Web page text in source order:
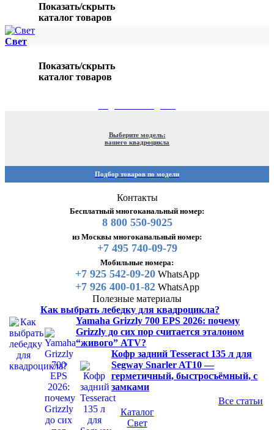
Показать/скрыть
каталог товаров
Свет
Показать/скрыть
каталог товаров
Выберите модель:
вашего квадроцикла
Подбор товаров по модели
Контакты
Бесплатный многоканальный номер:
8 800 550-9025
из Москвы многоканальный номер:
+7 495 740-09-79
Мобильные номера:
+7 925 542-09-20WhatsApp
+7 926 400-01-82WhatsApp
Полезные материалы
Как выбрать лебедку для квадроцикла?
Yamaha Grizzly 700 EPS 2026: почему
Grizzly до сих пор считается эталоном
“живого” ATV?
Кофр задний Tesseract 135 л для
Segway Snarler AT10 —
герметичный, быстросъёмный, с
замками
Все статьи
Каталог
Свет